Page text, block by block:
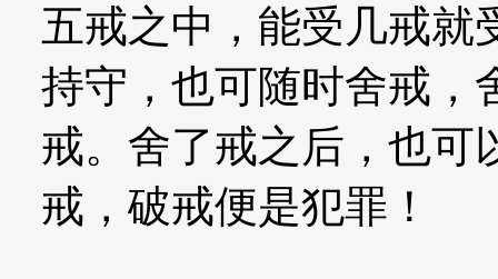
五戒之中，能受几戒就
持守，也可随时舍戒，
戒。舍了戒之后，也可
戒，破戒便是犯罪！